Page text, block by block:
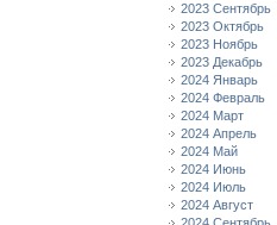
2023 Сентябрь
2023 Октябрь
2023 Ноябрь
2023 Декабрь
2024 Январь
2024 Февраль
2024 Март
2024 Апрель
2024 Май
2024 Июнь
2024 Июль
2024 Август